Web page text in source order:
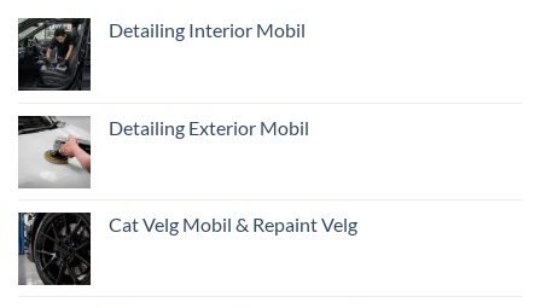
Pentingnya
dari
Detailing Interior Mobil
Detailing Exterior Mobil
Cat Velg Mobil & Repaint Velg